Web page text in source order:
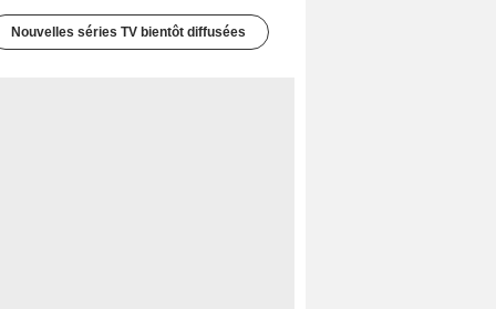
Nouvelles séries TV bientôt diffusées